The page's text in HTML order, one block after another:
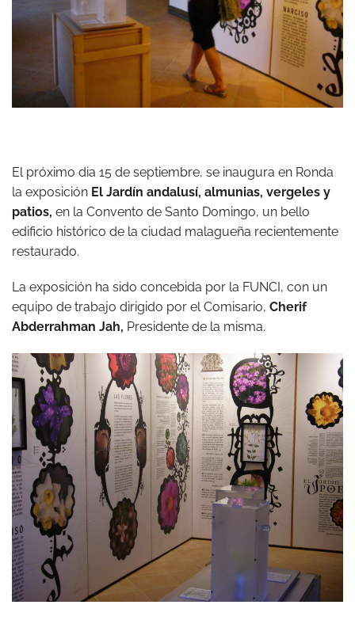
El próximo dia 15 de septiembre, se inaugura en Ronda
la exposición El Jardín andalusí, almunias, vergeles y
patios, en la Convento de Santo Domingo, un bello
edificio histórico de la ciudad malagueña recientemente
restaurado.
La exposición ha sido concebida por la FUNCI, con un
equipo de trabajo dirigido por el Comisario, Cherif
Abderrahman Jah, Presidente de la misma.